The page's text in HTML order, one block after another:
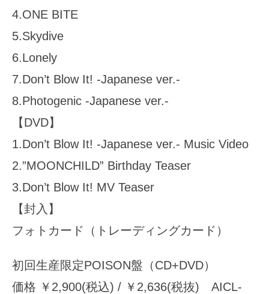
4.ONE BITE
5.Skydive
6.Lonely
7.Don’t Blow It! -Japanese ver.-
8.Photogenic -Japanese ver.-
【DVD】
1.Don’t Blow It! -Japanese ver.- Music Video
2.”MOONCHILD” Birthday Teaser
3.Don’t Blow It! MV Teaser
【封入】
フォトカード（トレーディングカード）
初回生産限定POISON盤（CD+DVD）
価格 ￥2,900(税込) / ￥2,636(税抜) AICL-